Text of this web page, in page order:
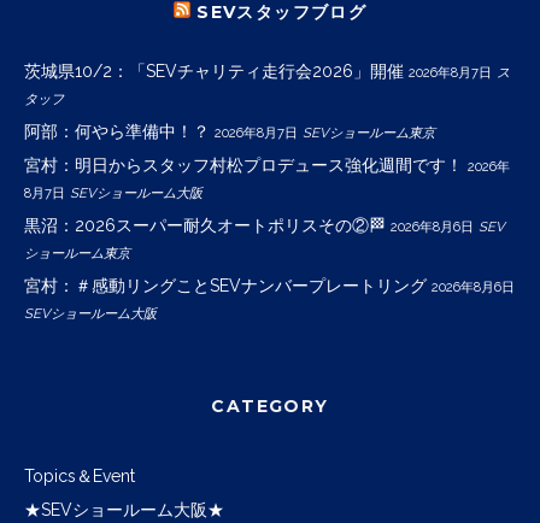
SEVスタッフブログ
茨城県10/2：「SEVチャリティ走行会2026」開催 2026年8月7日 ス
タッフ
阿部：何やら準備中！？ 2026年8月7日 SEVショールーム東京
宮村：明日からスタッフ村松プロデュース強化週間です！
2026年
8月7日 SEVショールーム大阪
黒沼：2026スーパー耐久オートポリスその②🏁 2026年8月6日 SEV
ショールーム東京
宮村：＃感動リングことSEVナンバープレートリング 2026年8月6日
SEVショールーム大阪
CATEGORY
Topics＆Event
★SEVショールーム大阪★